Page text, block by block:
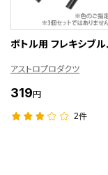
ボトル用 フレキシブル
アストロプロダクツ
319円
2件